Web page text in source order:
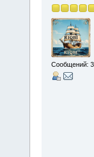
Сообщений: